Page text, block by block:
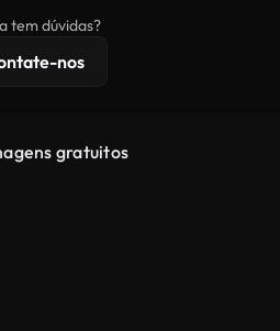
tem dúvidas?
nos
gratuitos